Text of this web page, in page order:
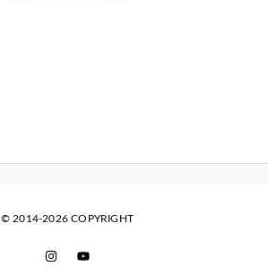
© 2014-2026 COPYRIGHT